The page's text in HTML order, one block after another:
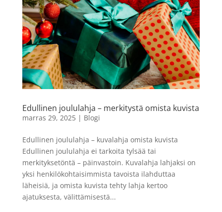
Edullinen joululahja – merkitystä omista kuvista
marras 29, 2025| Blogi
Edullinen joululahja – kuvalahja omista kuvista
Edullinen joululahja ei tarkoita tylsää tai
merkityksetöntä – päinvastoin. Kuvalahja lahjaksi on
yksi henkilökohtaisimmista tavoista ilahduttaa
läheisiä, ja omista kuvista tehty lahja kertoo
ajatuksesta, välittämisestä...
LomoChrome Color '92
400, 120 Väri